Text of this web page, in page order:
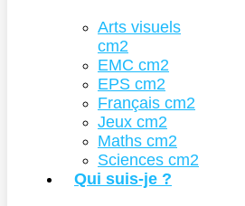
Arts visuels
cm2
EMC cm2
EPS cm2
Français cm2
Jeux cm2
Maths cm2
Sciences cm2
Qui suis-je ?